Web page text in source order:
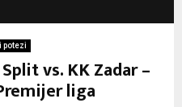
potezi
vs. KK Zadar –
liga